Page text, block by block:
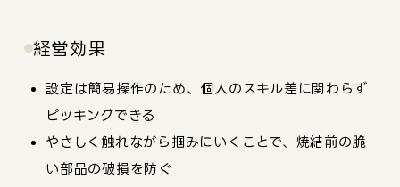
経営効果
設定は簡易操作のため、個人のスキル差に関わらず
ピッキングできる
やさしく触れながら掴みにいくことで、焼結前の脆
い部品の破損を防ぐ